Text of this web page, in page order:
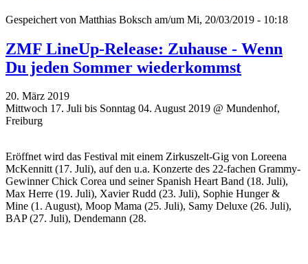
Gespeichert von Matthias Boksch am/um Mi, 20/03/2019 - 10:18
ZMF LineUp-Release: Zuhause - Wenn
Du jeden Sommer wiederkommst
20. März 2019
Mittwoch 17. Juli bis Sonntag 04. August 2019 @ Mundenhof,
Freiburg
Eröffnet wird das Festival mit einem Zirkuszelt-Gig von Loreena
McKennitt (17. Juli), auf den u.a. Konzerte des 22-fachen Grammy-
Gewinner Chick Corea und seiner Spanish Heart Band (18. Juli),
Max Herre (19. Juli), Xavier Rudd (23. Juli), Sophie Hunger &
Mine (1. August), Moop Mama (25. Juli), Samy Deluxe (26. Juli),
BAP (27. Juli), Dendemann (28.